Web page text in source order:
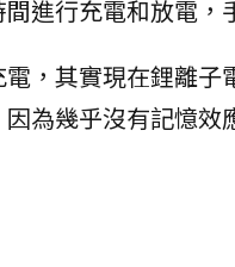
進行充電和放電，
，其實現在鋰離
為幾乎沒有記憶